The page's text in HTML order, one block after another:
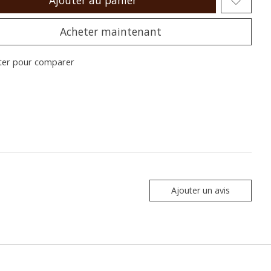
Acheter maintenant
pour comparer
Ajouter un avis